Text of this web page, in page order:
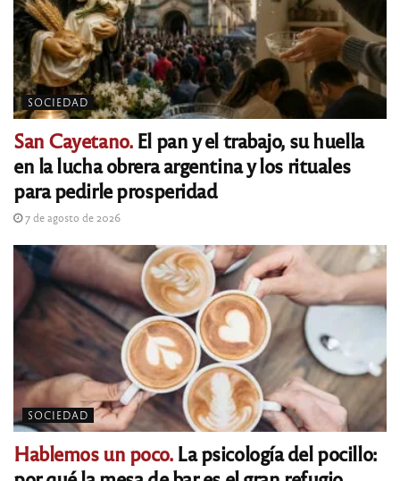
SOCIEDAD
San Cayetano.El pan y el trabajo, su huella
en la lucha obrera argentina y los rituales
para pedirle prosperidad
7 de agosto de 2026
SOCIEDAD
Hablemos un poco.La psicología del pocillo: